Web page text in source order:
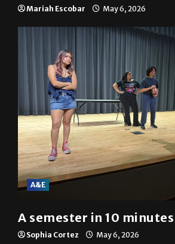
Mariah Escobar May 6, 2026
A&E
A semester in 10 minutes
Sophia Cortez May 6, 2026